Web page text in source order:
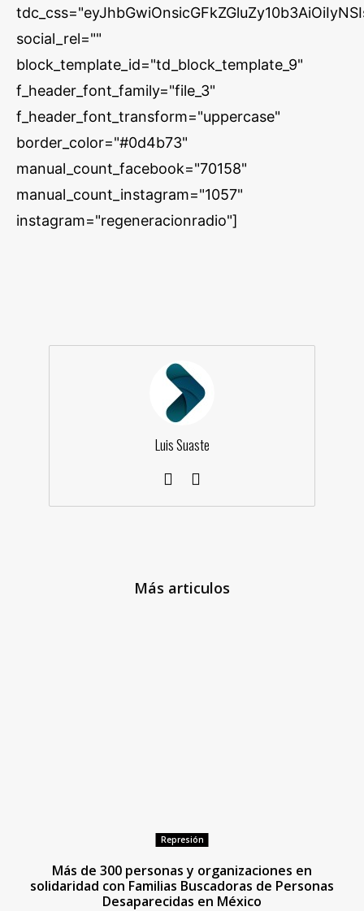
social_rel=""
block_template_id="td_block_template_9"
f_header_font_family="file_3"
f_header_font_transform="uppercase"
border_color="#0d4b73"
manual_count_facebook="70158"
manual_count_instagram="1057"
instagram="regeneracionradio"]
Luis Suaste
Más articulos
Represión
Más de 300 personas y organizaciones en
solidaridad con Familias Buscadoras de Personas
Desaparecidas en México